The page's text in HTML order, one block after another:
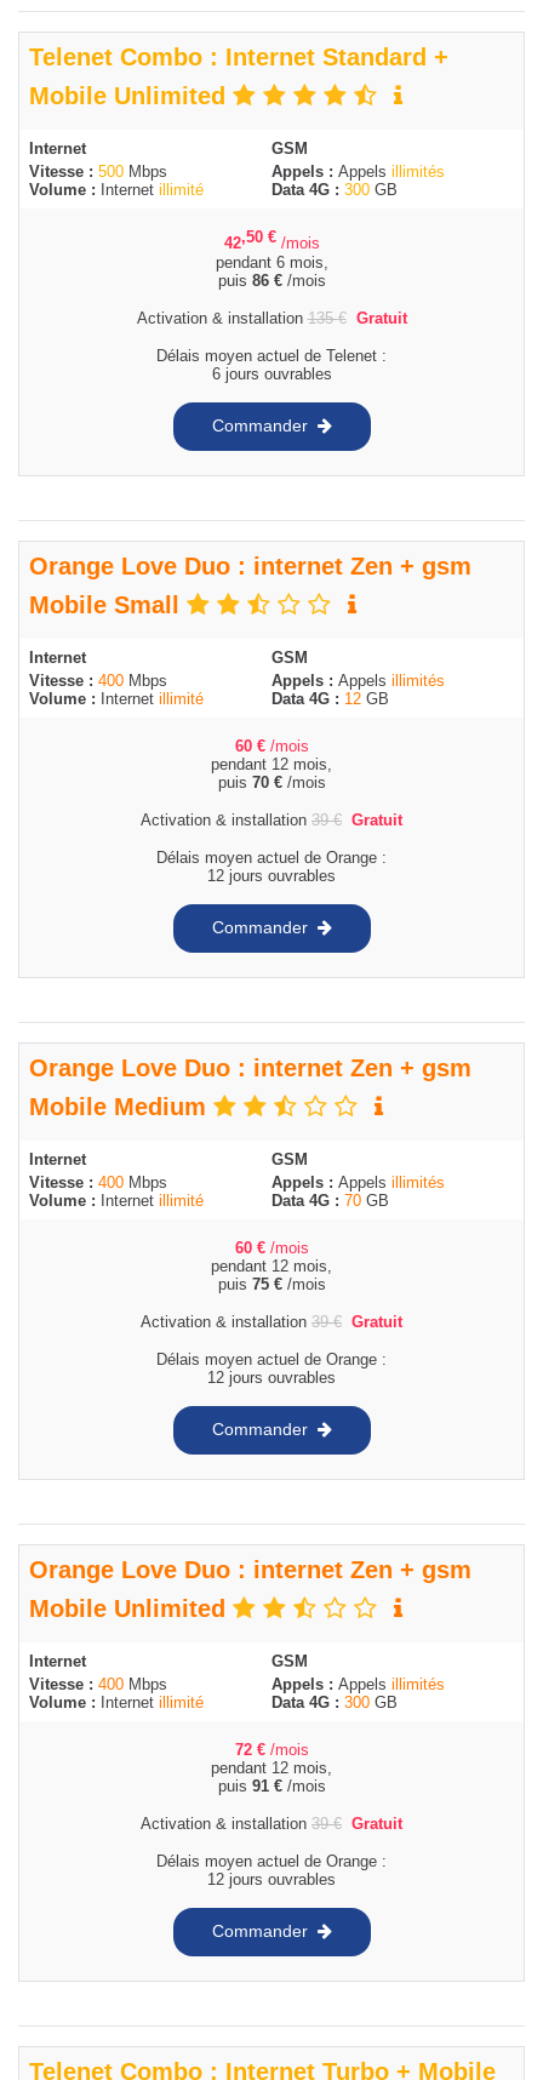
Telenet Combo : Internet Standard +
Mobile Unlimited
Internet
Vitesse : 500 Mbps
Volume :
Internet illimité
GSM
Appels : Appels illimités
Data 4G : 300 GB
42,50 € /mois
pendant 6 mois,
puis 86 €/mois
Activation & installation135€ Gratuit
Délais moyen actuel de Telenet :
6 jours ouvrables
Commander
Orange Love Duo : internet Zen + gsm
Mobile Small
Internet
Vitesse : 400 Mbps
Volume : Internet illimité
GSM
Appels : Appels illimités
Data 4G : 12 GB
60 € /mois
pendant 12 mois,
puis 70 €/mois
Activation & installation 39€ Gratuit
Délais moyen actuel de Orange :
12 jours ouvrables
Commander
Orange Love Duo : internet Zen + gsm
Mobile Medium
Internet
Vitesse : 400 Mbps
Volume : Internet illimité
GSM
Appels : Appels illimités
Data 4G : 70 GB
60 € /mois
pendant 12 mois,
puis 75 €/mois
Activation & installation 39€ Gratuit
Délais moyen actuel de Orange :
12 jours ouvrables
Commander
Orange Love Duo : internet Zen + gsm
Mobile Unlimited
Internet
Vitesse : 400 Mbps
Volume : Internet illimité
GSM
Appels : Appels illimités
Data 4G : 300 GB
72 € /mois
pendant 12 mois,
puis 91 €/mois
Activation & installation 39€ Gratuit
Délais moyen actuel de Orange :
12 jours ouvrables
Commander
Telenet Combo : Internet Turbo + Mobile